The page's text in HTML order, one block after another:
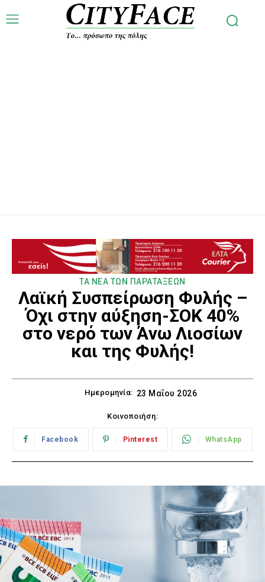
ΤΑ ΝΕΑ ΤΩΝ ΠΑΡΑΤΑΞΕΩΝ
Λαϊκή Συσπείρωση Φυλής –
Όχι στην αύξηση-ΣΟΚ 40%
στο νερό των Άνω Λιοσίων
και της Φυλής!
Ημερομηνία: 23 Μαΐου 2026
Κοινοποιήση:
Facebook Pinterest WhatsApp